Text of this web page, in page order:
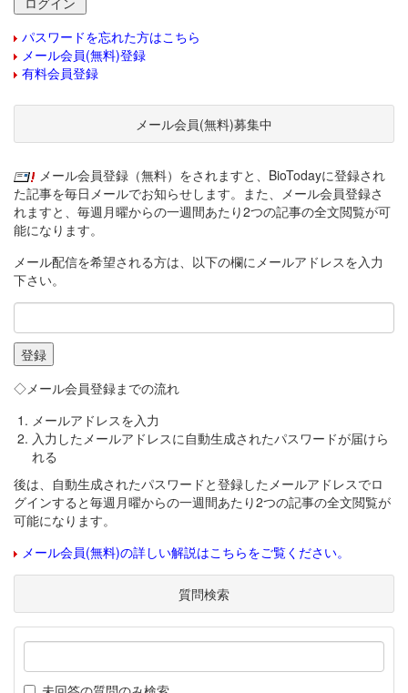
パスワードを忘れた方はこちら
メール会員(無料)登録
有料会員登録
メール会員(無料)募集中
メール会員登録（無料）をされますと、BioTodayに登録され
た記事を毎日メールでお知らせします。また、メール会員登録さ
れますと、毎週月曜からの一週間あたり2つの記事の全文閲覧が可
能になります。
メール配信を希望される方は、以下の欄にメールアドレスを入力
下さい。
◇メール会員登録までの流れ
メールアドレスを入力
入力したメールアドレスに自動生成されたパスワードが届けら
れる
後は、自動生成されたパスワードと登録したメールアドレスでロ
グインすると毎週月曜からの一週間あたり2つの記事の全文閲覧が
可能になります。
メール会員(無料)の詳しい解説はこちらをご覧ください。
質問検索